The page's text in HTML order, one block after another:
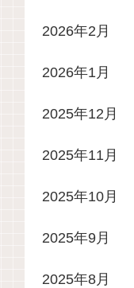
2026年2月
2026年1月
2025年12月
2025年11月
2025年10月
2025年9月
2025年8月